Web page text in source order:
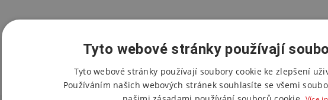
NA VELETRHU
Tyto webové stránky používají
Tyto webové stránky používají soubory cookie ke zlepšení
Používáním našich webových stránek souhlasíte se všemi